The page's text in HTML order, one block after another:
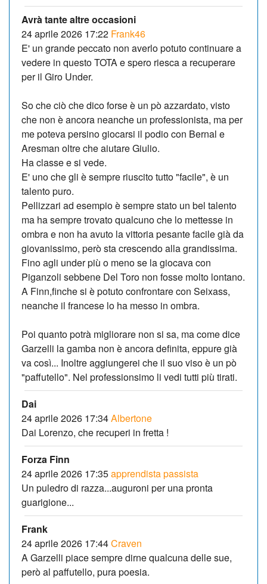
Avrà tante altre occasioni
24 aprile 2026 17:22 Frank46
E' un grande peccato non averlo potuto continuare a
vedere in questo TOTA e spero riesca a recuperare
per il Giro Under.
So che ciò che dico forse è un pò azzardato, visto
che non è ancora neanche un professionista, ma per
me poteva persino giocarsi il podio con Bernal e
Aresman oltre che aiutare Giulio.
Ha classe e si vede.
E' uno che gli è sempre riuscito tutto "facile", è un
talento puro.
Pellizzari ad esempio è sempre stato un bel talento
ma ha sempre trovato qualcuno che lo mettesse in
ombra e non ha avuto la vittoria pesante facile già da
giovanissimo, però sta crescendo alla grandissima.
Fino agli under più o meno se la giocava con
Piganzoli sebbene Del Toro non fosse molto lontano.
A Finn,finche si è potuto confrontare con Seixass,
neanche il francese lo ha messo in ombra.
Poi quanto potrà migliorare non si sa, ma come dice
Garzelli la gamba non è ancora definita, eppure già
va così... Inoltre aggiungerei che il suo viso è un pò
"paffutello". Nel professionsimo li vedi tutti più tirati.
Dai
24 aprile 2026 17:34Albertone
Dai Lorenzo, che recuperi in fretta !
Forza Finn
24 aprile 2026 17:35apprendista passista
Un puledro di razza...auguroni per una pronta
guarigione...
Frank
24 aprile 2026 17:44Craven
A Garzelli piace sempre dirne qualcuna delle sue,
però al paffutello, pura poesia.